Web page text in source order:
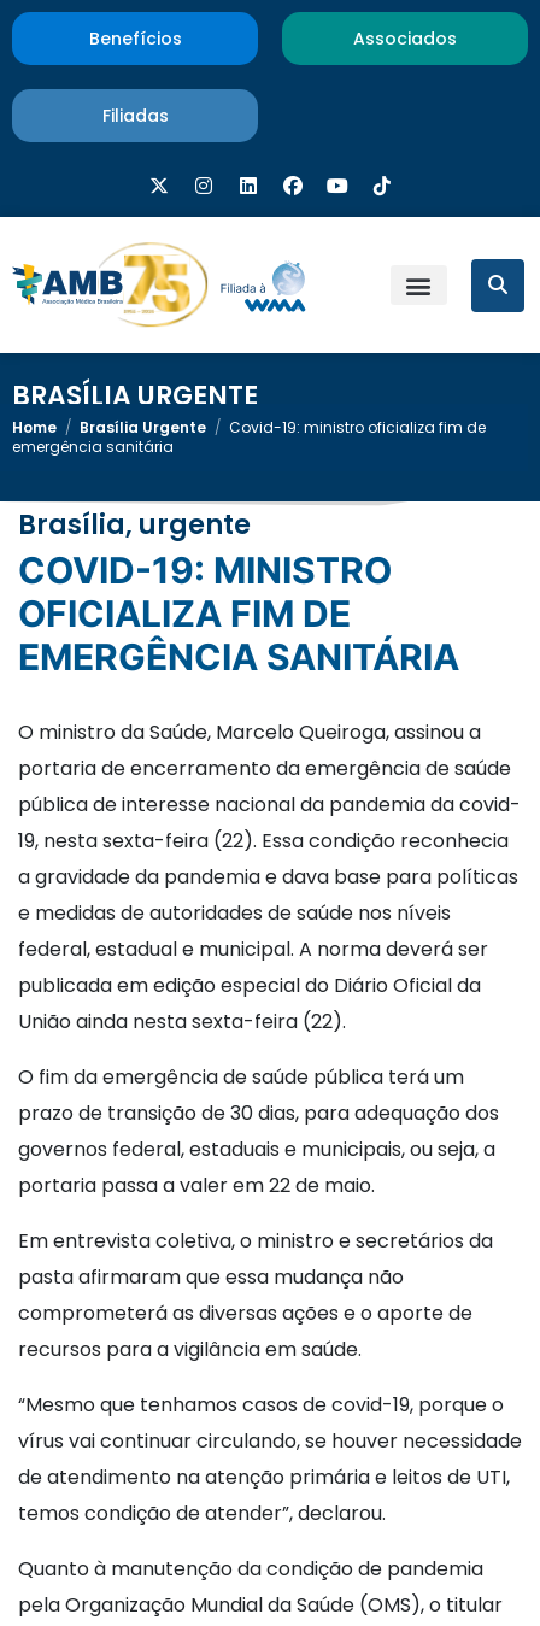
Benefícios Associados
Filiadas
BRASÍLIA URGENTE
Home / Brasília Urgente / Covid-19: ministro oficializa fim de
emergência sanitária
Brasília, urgente
COVID-19: MINISTRO
OFICIALIZA FIM DE
EMERGÊNCIA SANITÁRIA
O ministro da Saúde, Marcelo Queiroga, assinou a
portaria de encerramento da emergência de saúde
pública de interesse nacional da pandemia da covid-
19, nesta sexta-feira (22). Essa condição reconhecia
a gravidade da pandemia e dava base para políticas
e medidas de autoridades de saúde nos níveis
federal, estadual e municipal. A norma deverá ser
publicada em edição especial do Diário Oficial da
União ainda nesta sexta-feira (22).
O fim da emergência de saúde pública terá um
prazo de transição de 30 dias, para adequação dos
governos federal, estaduais e municipais, ou seja, a
portaria passa a valer em 22 de maio.
Em entrevista coletiva, o ministro e secretários da
pasta afirmaram que essa mudança não
comprometerá as diversas ações e o aporte de
recursos para a vigilância em saúde.
“Mesmo que tenhamos casos de covid-19, porque o
vírus vai continuar circulando, se houver necessidade
de atendimento na atenção primária e leitos de UTI,
temos condição de atender”, declarou.
Quanto à manutenção da condição de pandemia
pela Organização Mundial da Saúde (OMS), o titular